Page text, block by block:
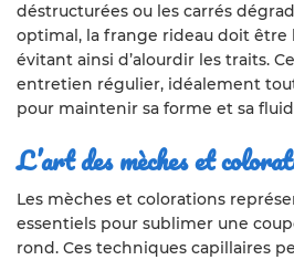
déstructurées ou les carrés
optimal, la frange rideau doit être
évitant ainsi d’alourdir les traits.
entretien régulier, idéalement
pour maintenir sa forme et sa
L’art des mèches et
Les mèches et colorations
essentiels pour sublimer une
rond. Ces techniques capillaires